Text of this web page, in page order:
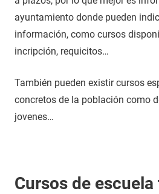
ayuntamiento donde pueden
información, como cursos
incripción, requicitos…
También pueden existir cursos
concretos de la población como
jovenes…
Cursos de escuela